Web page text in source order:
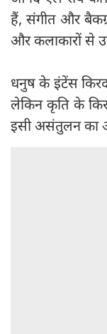
हैं, संगीत और
और कलाकारों से
धनुष के इंटेंस
लेकिन कृति के
इसी असंतुलन का